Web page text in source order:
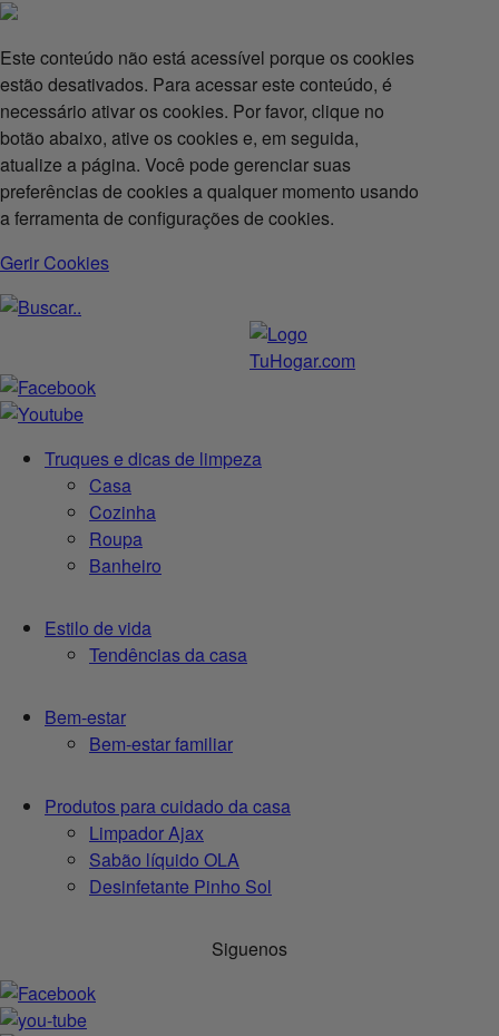
Este conteúdo não está acessível porque os cookies
estão desativados. Para acessar este conteúdo, é
necessário ativar os cookies. Por favor, clique no
botão abaixo, ative os cookies e, em seguida,
atualize a página. Você pode gerenciar suas
preferências de cookies a qualquer momento usando
a ferramenta de configurações de cookies.
Gerir Cookies
Truques e dicas de limpeza
Casa
Cozinha
Roupa
Banheiro
Estilo de vida
Tendências da casa
Bem-estar
Bem-estar familiar
Produtos para cuidado da casa
Limpador Ajax
Sabão líquido OLA
Desinfetante Pinho Sol
Siguenos